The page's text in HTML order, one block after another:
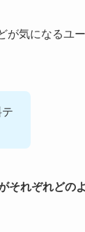
が気になるユ
それぞれどの